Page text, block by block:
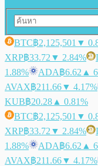
BTC฿2,125,501 ▼
XRP฿33.72 ▼ 2.84%
1.88%
ADA฿6.62 ▲
AVAX฿211.66▼ 4.17%
KUB฿20.28 ▲ 0.81%
BTC฿2,125,501 ▼
XRP฿33.72 ▼ 2.84%
1.88%
ADA฿6.62 ▲
AVAX฿211.66▼ 4.17%